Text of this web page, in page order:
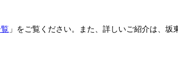
」をご覧ください。また、詳しいご紹介は、坂